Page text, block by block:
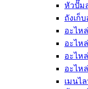
หัวปั๊ม
ถังเก็
อะไห
อะไห
อะไห
อะไห
เมนไ